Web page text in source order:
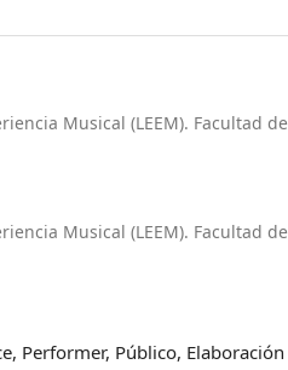
Musical (LEEM). Facultad de
Musical (LEEM). Facultad de
Performer, Público, Elaboración